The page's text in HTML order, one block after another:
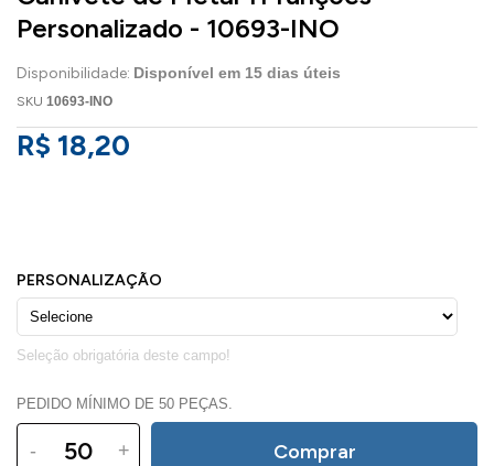
Personalizado - 10693-INO
Disponibilidade: Disponível em 15 dias úteis
SKU 10693-INO
R$ 18,20
PEDIDO MÍNIMO DE 50 PEÇAS.
- + Comprar